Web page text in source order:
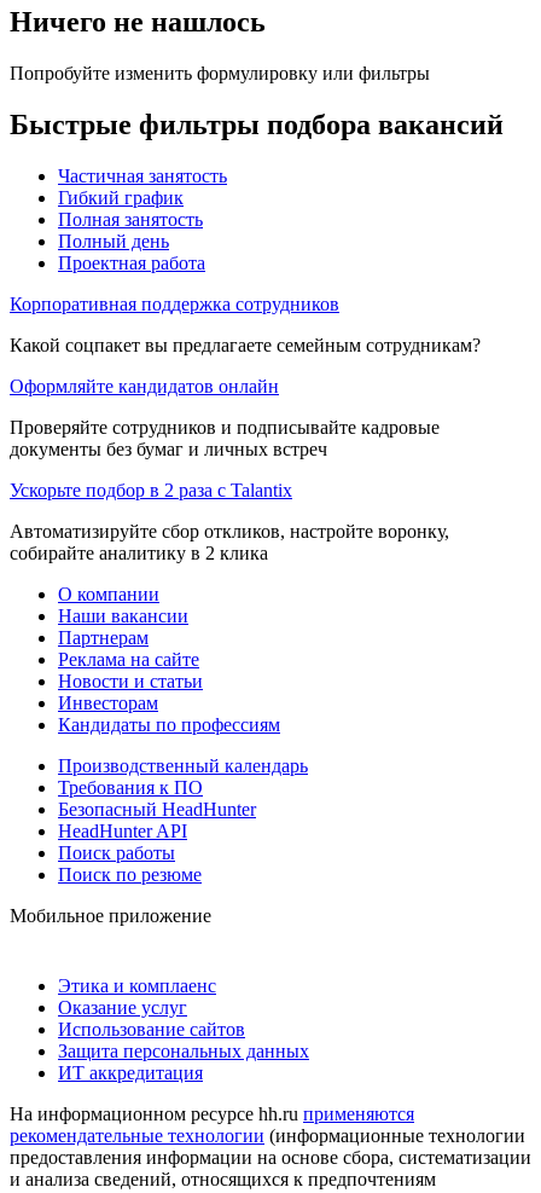
Ничего не нашлось
Попробуйте изменить формулировку или фильтры
Быстрые фильтры подбора вакансий
Частичная занятость
Гибкий график
Полная занятость
Полный день
Проектная работа
Корпоративная поддержка сотрудников
Какой соцпакет вы предлагаете семейным сотрудникам?
Оформляйте кандидатов онлайн
Проверяйте сотрудников и подписывайте кадровые
документы без бумаг и личных встреч
Ускорьте подбор в 2 раза с Talantix
Автоматизируйте сбор откликов, настройте воронку,
собирайте аналитику в 2 клика
О компании
Наши вакансии
Партнерам
Реклама на сайте
Новости и статьи
Инвесторам
Кандидаты по профессиям
Производственный календарь
Требования к ПО
Безопасный HeadHunter
HeadHunter API
Поиск работы
Поиск по резюме
Мобильное приложение
Этика и комплаенс
Оказание услуг
Использование сайтов
Защита персональных данных
ИТ аккредитация
На информационном ресурсе hh.ru применяются
рекомендательные технологии (информационные технологии
предоставления информации на основе сбора, систематизации
и анализа сведений, относящихся к предпочтениям